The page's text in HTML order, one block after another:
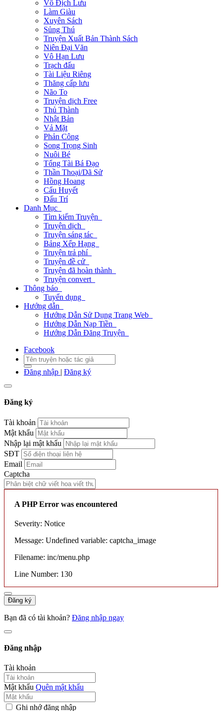
Vô Địch Lưu
Làm Giàu
Xuyên Sách
Sủng Thú
Truyện Xuất Bản Thành Sách
Niên Đại Văn
Vô Hạn Lưu
Trạch đấu
Tài Liệu Riêng
Thăng cấp lưu
Não To
Truyện dịch Free
Thủ Thành
Nhật Bản
Vả Mặt
Phản Công
Song Trọng Sinh
Nuôi Bé
Tổng Tài Bá Đạo
Thần Thoại/Dã Sử
Hồng Hoang
Cẩu Huyết
Đấu Trí
Danh Mục
Tìm kiếm Truyện
Truyện dịch
Truyện sáng tác
Bảng Xếp Hạng
Truyện trả phí
Truyện đề cử
Truyện đã hoàn thành
Truyện convert
Thông báo
Tuyển dụng
Hướng dẫn
Hướng Dẫn Sử Dụng Trang Web
Hướng Dẫn Nạp Tiền
Hướng Dẫn Đăng Truyện
Facebook
Đăng nhập | Đăng ký
Đăng ký
Tài khoản
Mật khẩu
Nhập lại mật khẩu
SĐT
Email
Captcha
A PHP Error was encountered
Severity: Notice
Message: Undefined variable: captcha_image
Filename: inc/menu.php
Line Number: 130
Đăng ký
Bạn đã có tài khoản? Đăng nhập ngay
Đăng nhập
Tài khoản
Mật khẩu Quên mật khẩu
Ghi nhớ đăng nhập